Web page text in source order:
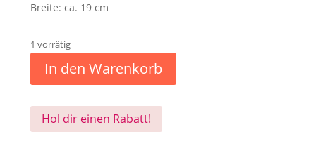
Breite: ca. 19 cm
1 vorrätig
In den Warenkorb
Hol dir einen Rabatt!